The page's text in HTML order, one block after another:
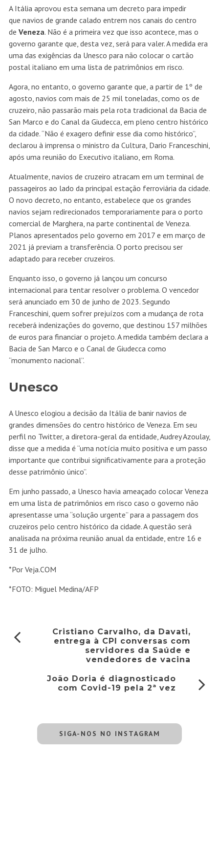
A Itália aprovou esta semana um decreto para impedir
que navios de grande calado entrem nos canais do centro
de Veneza.Não é a primeira vez que isso acontece, mas o
governo garante que, desta vez, será para valer. A medida era
uma das exigências da Unesco para não colocar o cartão
postal italiano em uma lista de patrimônios em risco.
Agora, no entanto, o governo garante que, a partir de 1º de
agosto, navios com mais de 25 mil toneladas, como os de
cruzeiro, não passarão mais pela rota tradicional da Bacia de
San Marco e do Canal da Giudecca, em pleno centro histórico
da cidade. “Não é exagero definir esse dia como histórico”,
declarou à imprensa o ministro da Cultura, Dario Franceschini,
após uma reunião do Executivo italiano, em Roma.
Atualmente, navios de cruzeiro atracam em um terminal de
passageiros ao lado da principal estação ferroviária da cidade.
O novo decreto, no entanto, estabelece que os grandes
navios sejam redirecionados temporariamente para o porto
comercial de Marghera, na parte continental de Veneza.
Planos apresentados pelo governo em 2017 e em março de
2021 já previam a transferência. O porto precisou ser
adaptado para receber cruzeiros.
Enquanto isso, o governo já lançou um concurso
internacional para tentar resolver o problema. O vencedor
será anunciado em 30 de junho de 2023. Segundo
Franceschini, quem sofrer prejuízos com a mudança de rota
receberá indenizações do governo, que destinou 157 milhões
de euros para financiar o projeto. A medida também declara a
Bacia de San Marco e o Canal de Giudecca como
“monumento nacional”.
Unesco
A Unesco elogiou a decisão da Itália de banir navios de
grandes dimensões do centro histórico de Veneza. Em seu
perfil no Twitter, a diretora-geral da entidade, Audrey Azoulay,
disse que a medida é “uma notícia muito positiva e um passo
importante que contribui significativamente para a proteção
desse patrimônio único”.
Em junho passado, a Unesco havia ameaçado colocar Veneza
em uma lista de patrimônios em risco caso o governo não
apresentasse uma “solução urgente” para a passagem dos
cruzeiros pelo centro histórico da cidade. A questão será
analisada na próxima reunião anual da entidade, entre 16 e
31 de julho.
*Por Veja.COM
*FOTO: Miguel Medina/AFP
Cristiano Carvalho, da Davati,
entrega à CPI conversas com
servidores da Saúde e
vendedores de vacina
João Doria é diagnosticado
com Covid-19 pela 2ª vez
SIGA-NOS NO INSTAGRAM